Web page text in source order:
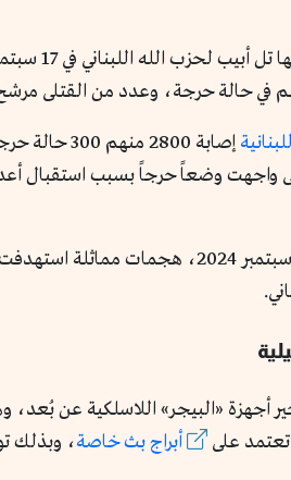
في حالة حرجة، وعدد من القتلى
ثم شهد يوم الأربعاء 18 سبتمبر
أجهزة «البيجر» اللاسلكية عن
تعتمد على
أبراج بث خاصة، وبذلك